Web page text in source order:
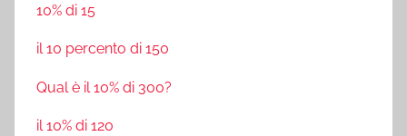
10% di 15
il 10 percento di 150
Qual è il 10% di 300?
il 10% di 120